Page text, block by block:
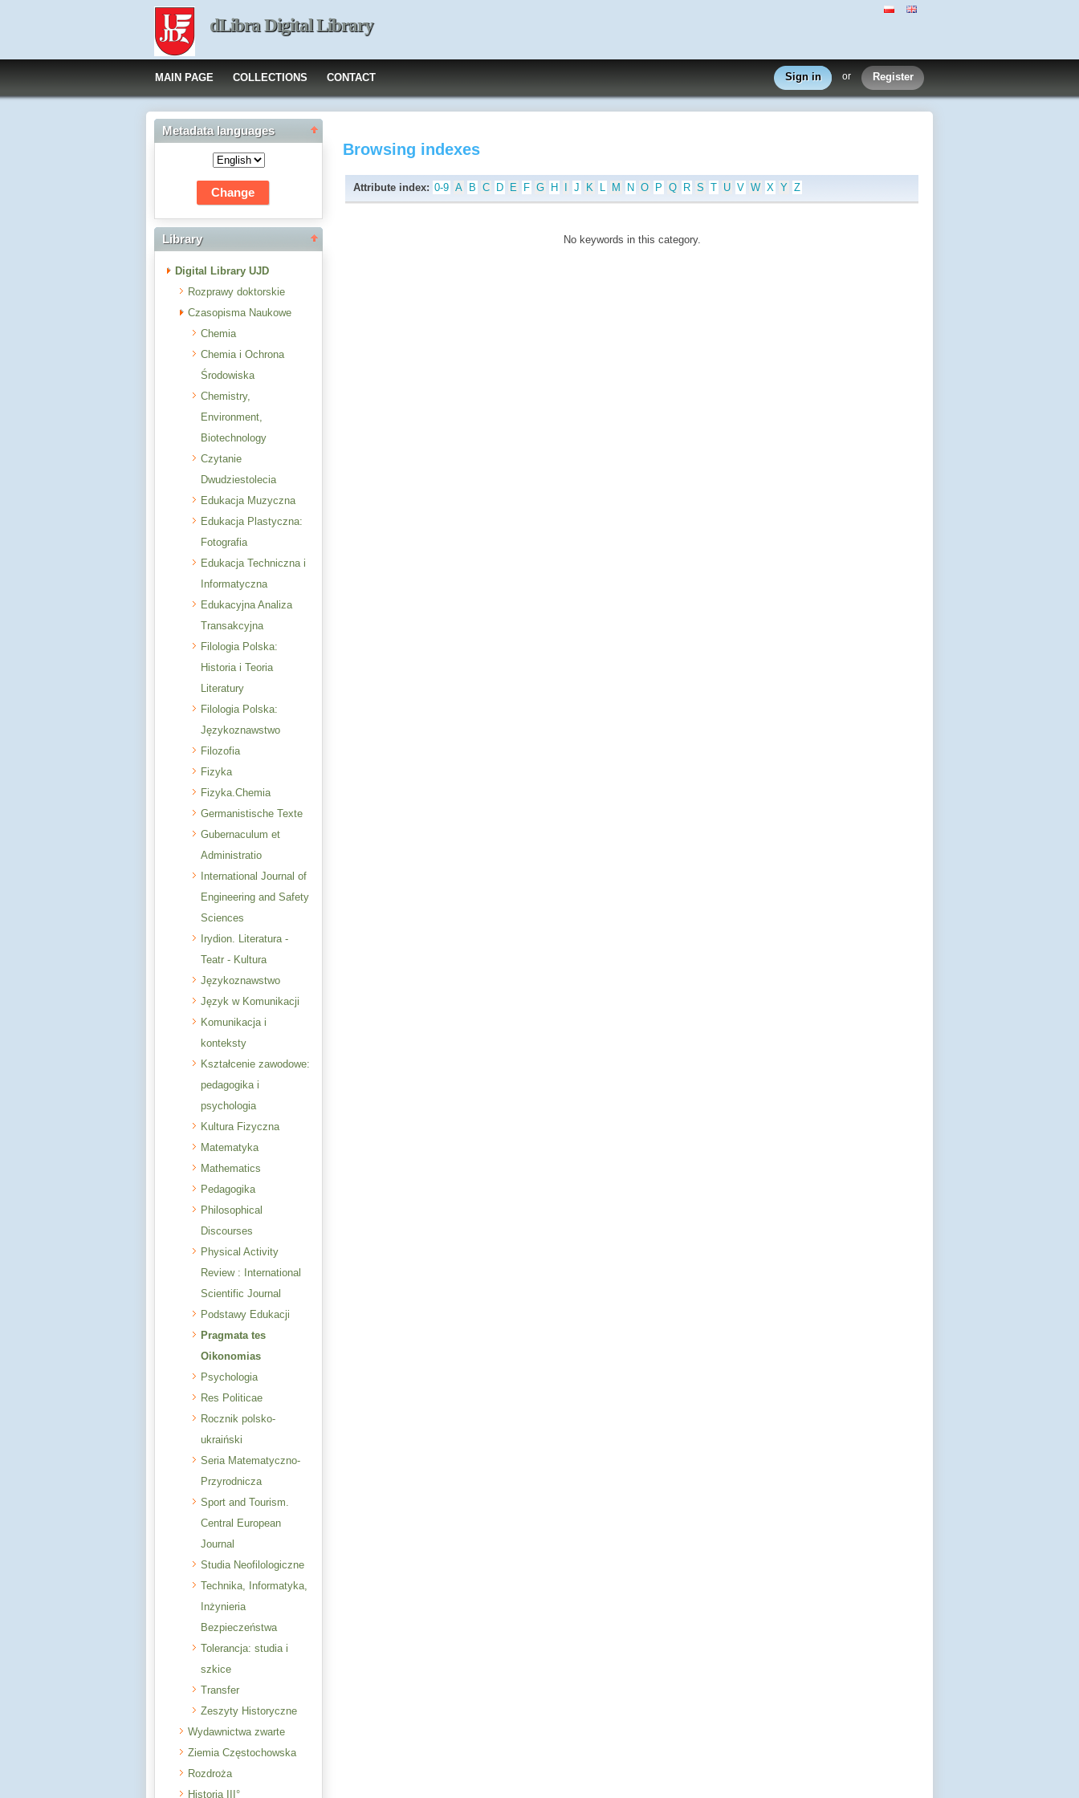
dLibra Digital Library
MAIN PAGE COLLECTIONS CONTACT Sign in or Register
Metadata languages
Library
Digital Library UJD
Rozprawy doktorskie
Czasopisma Naukowe
Chemia
Chemia i Ochrona
Środowiska
Chemistry,
Environment,
Biotechnology
Czytanie
Dwudziestolecia
Edukacja Muzyczna
Edukacja Plastyczna:
Fotografia
Edukacja Techniczna i
Informatyczna
Edukacyjna Analiza
Transakcyjna
Filologia Polska:
Historia i Teoria
Literatury
Filologia Polska:
Językoznawstwo
Filozofia
Fizyka
Fizyka.Chemia
Germanistische Texte
Gubernaculum et
Administratio
International Journal of
Engineering and Safety
Sciences
Irydion. Literatura -
Teatr - Kultura
Językoznawstwo
Język w Komunikacji
Komunikacja i
konteksty
Kształcenie zawodowe:
pedagogika i
psychologia
Kultura Fizyczna
Matematyka
Mathematics
Pedagogika
Philosophical
Discourses
Physical Activity
Review : International
Scientific Journal
Podstawy Edukacji
Pragmata tes
Oikonomias
Psychologia
Res Politicae
Rocznik polsko-
ukraiński
Seria Matematyczno-
Przyrodnicza
Sport and Tourism.
Central European
Journal
Studia Neofilologiczne
Technika, Informatyka,
Inżynieria
Bezpieczeństwa
Tolerancja: studia i
szkice
Transfer
Zeszyty Historyczne
Wydawnictwa zwarte
Ziemia Częstochowska
Rozdroża
Historia III°
Browsing indexes
Attribute index: 0-9 A B C D E F G H J K L M N O P Q R S T U V W X Y Z
No keywords in this category.